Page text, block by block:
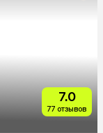
7.0
77 отзывов